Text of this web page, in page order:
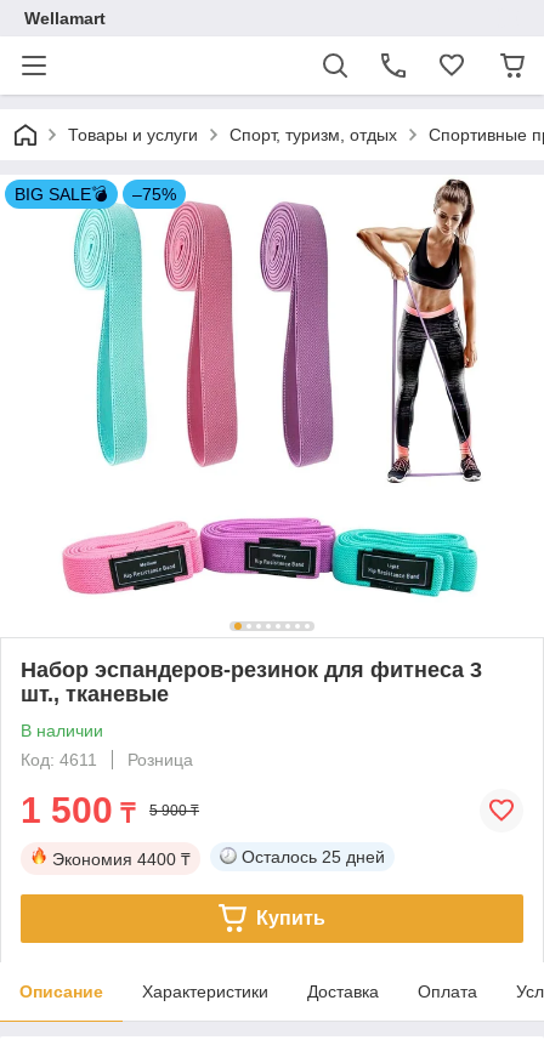
Wellamart
Товары и услуги Спорт, туризм, отдых Спортивные
BIG SALE💣 –75%
Набор эспандеров-резинок для фитнеса 3
шт., тканевые
В наличии
Код: 4611
Розница
1 500 ₸ 5 900 ₸
Экономия 4400 ₸ Осталось 25 дней
Купить
Описание Характеристики Доставка Оплата